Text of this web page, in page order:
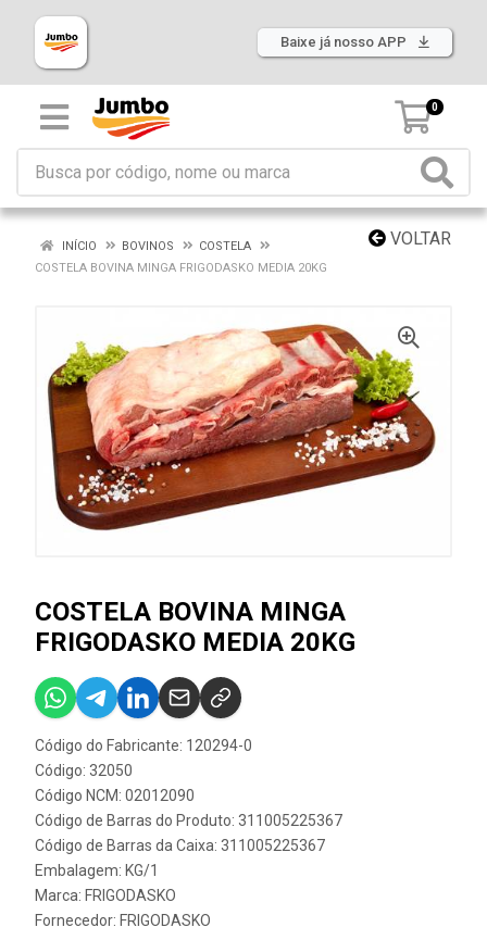
Baixe já nosso APP
0
VOLTAR
INÍCIO BOVINOS
COSTELA
COSTELA BOVINA MINGA FRIGODASKO MEDIA 20KG
COSTELA BOVINA MINGA
FRIGODASKO MEDIA 20KG
Código do Fabricante: 120294-0
Código: 32050
Código NCM: 02012090
Código de Barras do Produto: 311005225367
Código de Barras da Caixa: 311005225367
Embalagem: KG/1
Marca: FRIGODASKO
Fornecedor: FRIGODASKO